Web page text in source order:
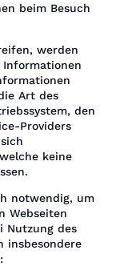
beim Besuch
werden
Informationen
Art des
den
Providers
keine
notwendig, um
Webseiten
Nutzung des
insbesondere